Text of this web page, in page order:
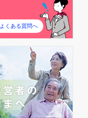
よくある質問へ